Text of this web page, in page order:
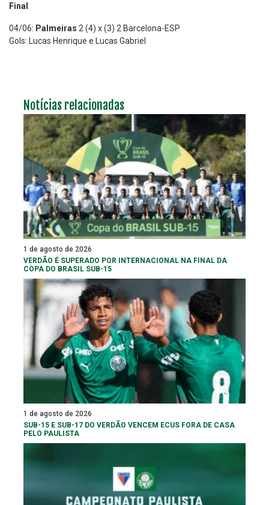
Final
04/06: Palmeiras 2 (4) x (3) 2 Barcelona-ESP
Gols: Lucas Henrique e Lucas Gabriel
Notícias relacionadas
1 de agosto de 2026
VERDÃO É SUPERADO POR INTERNACIONAL NA FINAL DA
COPA DO BRASIL SUB-15
1 de agosto de 2026
SUB-15 E SUB-17 DO VERDÃO VENCEM ECUS FORA DE CASA
PELO PAULISTA